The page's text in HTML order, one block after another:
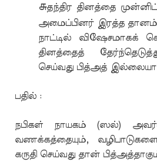
சுதந்திர தினத்தை
அமைப்பினர் இரத்த தானம்
நாட்டில் விஷேசமாகக்
தினத்தைத்
செய்வது பித்அத்
பதில் :
நபிகள் நாயகம் (ஸல்)
வணக்கத்தையும்,
கருதி செய்வது தான்